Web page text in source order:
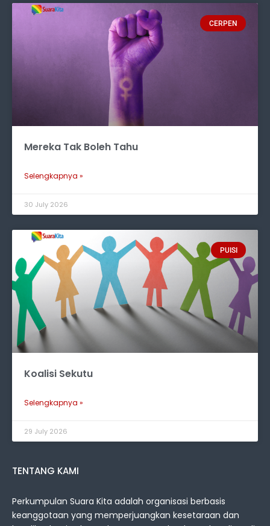
CERPEN
Mereka Tak Boleh Tahu
Selengkapnya »
30 July 2026
PUISI
Koalisi Sekutu
Selengkapnya »
29 July 2026
TENTANG KAMI
Perkumpulan Suara Kita adalah organisasi berbasis
keanggotaan yang memperjuangkan kesetaraan dan